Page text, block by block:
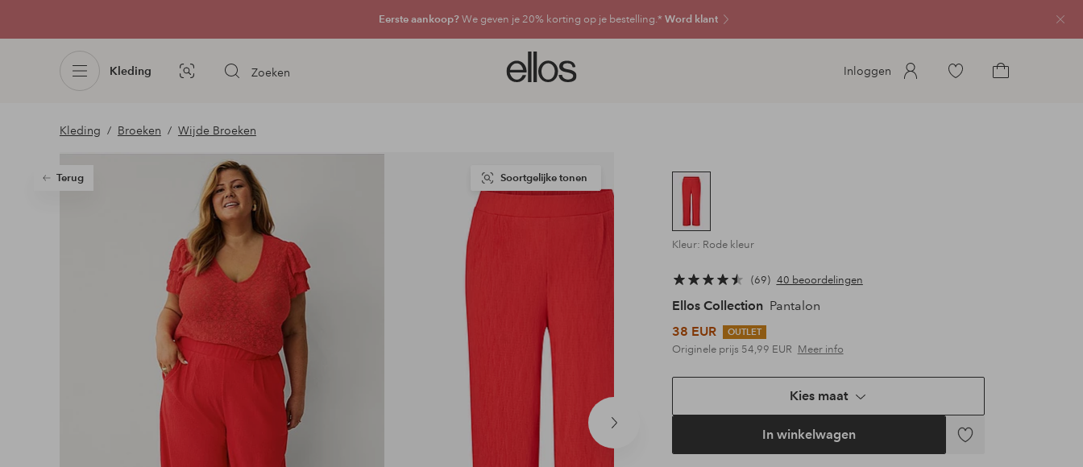
Eerste aankoop?We geven je 20% korting op je bestelling.* Word klant
Kleding
Afbeelding
Zoeken
Ellos
logo
voorpagina
Inloggen
Ga
Kleding Broeken Wijde Broeken
Terug
Volgend
product
Soortgelijke tonen
Kleur: Rode kleur
69 40 beoordelingen
Ellos Collection Pantalon
38 EUR
OUTLET
Originele prijs 54,99 EUR Meer info
Kies maat
In winkelwagen
Toevoegen